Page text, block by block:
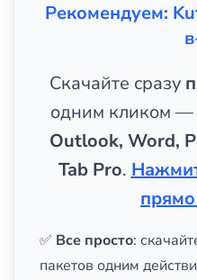
Рекомендуем:
Скачайте сразу
одним кликом —
Outlook, Word,
Tab Pro.
прямо
✅ Все просто:
пакетов одним